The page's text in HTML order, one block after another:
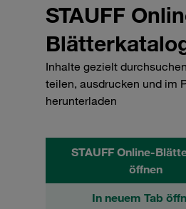
STAUFF
Inhalte gezielt
teilen, ausdrucken und im
herunterladen
STAUFF Online-
öffnen
In neuem Tab